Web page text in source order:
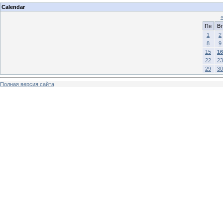
Calendar
«
Пн
Вт
1
2
8
9
15
16
22
23
29
30
Полная версия сайта